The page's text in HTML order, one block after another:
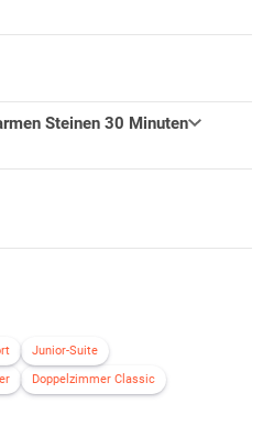
Steinen 30 Minuten
Junior-Suite
Doppelzimmer Classic